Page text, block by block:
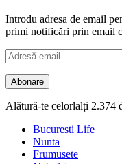
Introdu adresa de email
primi notificări prin email
Adresă
email
Abonare
Alătură-te celorlalți 2.374
Bucuresti Life
Nunta
Frumusete